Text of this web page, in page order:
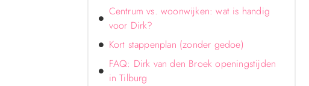
Centrum vs. woonwijken: wat is handig
voor Dirk?
Kort stappenplan (zonder gedoe)
FAQ: Dirk van den Broek openingstijden
in Tilburg